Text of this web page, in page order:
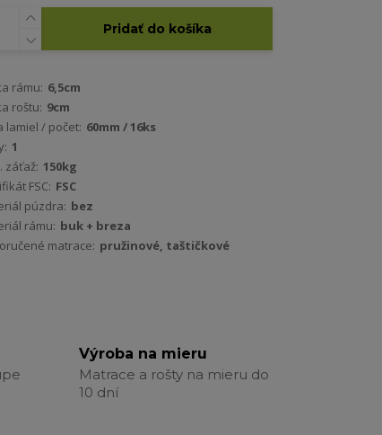
Pridať do košíka
rámu: 6,5cm
roštu: 9cm
lamiel / počet: 60mm / 16ks
1
záťaž: 150kg
FSC: FSC
púzdra: bez
rámu: buk + breza
matrace: pružinové, taštičkové
Výroba na mieru
Matrace a rošty na mieru do
10 dní